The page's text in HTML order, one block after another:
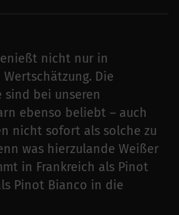
nicht nur in
Die
sind bei unseren
ebenso beliebt – auch
nicht sofort als solche zu
was hierzulande Weißer
in Frankreich als Pinot
Pinot Bianco in die